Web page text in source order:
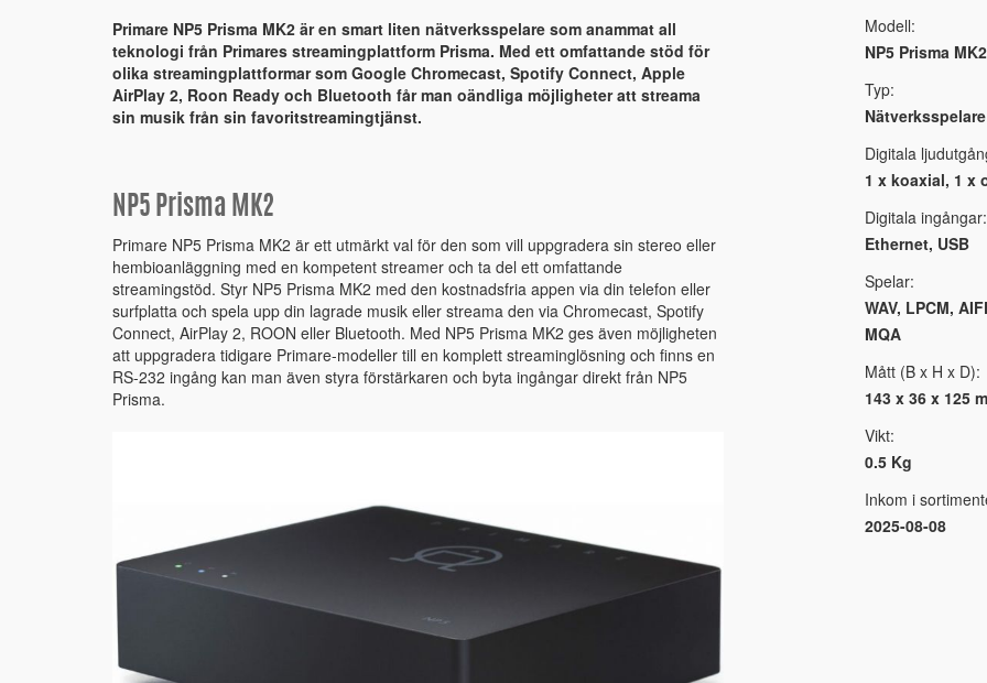
Primare NP5 Prisma MK2 är en smart liten nätverksspelare som anammat all
teknologi från Primares streamingplattform Prisma. Med ett omfattande stöd för
olika streamingplattformar som Google Chromecast, Spotify Connect, Apple
AirPlay 2, Roon Ready och Bluetooth får man oändliga möjligheter att streama
sin musik från sin favoritstreamingtjänst.
NP5 Prisma MK2
Primare NP5 Prisma MK2 är ett utmärkt val för den som vill uppgradera sin stereo eller
hembioanläggning med en kompetent streamer och ta del ett omfattande
streamingstöd. Styr NP5 Prisma MK2 med den kostnadsfria appen via din telefon eller
surfplatta och spela upp din lagrade musik eller streama den via Chromecast, Spotify
Connect, AirPlay 2, ROON eller Bluetooth. Med NP5 Prisma MK2 ges även möjligheten
att uppgradera tidigare Primare-modeller till en komplett streaminglösning och finns en
RS-232 ingång kan man även styra förstärkaren och byta ingångar direkt från NP5
Prisma.
Modell:
NP5 Prisma
Typ:
Nätverksspelare
Digitala
1 x koaxial, 1 x
Digitala ingångar:
Ethernet, USB
Spelar:
WAV, LPCM,
MQA
Mått (B x H x D):
143 x 36 x 125
Vikt:
0.5 Kg
Inkom i
2025-08-08